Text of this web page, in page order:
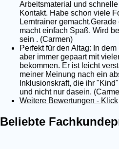
Arbeitsmaterial und
Kontakt. Habe schon viele
Lerntrainer
macht einfach Spaß. Wird
sein . (Carmen)
Perfekt für den Altag: In
aber immer gepaart mit
bekommen. Er ist leicht
meiner Meinung nach ein
Inklusionskraft, die ihr
und nicht nur dasein.
Weitere Bewertungen - Klick
Beliebte